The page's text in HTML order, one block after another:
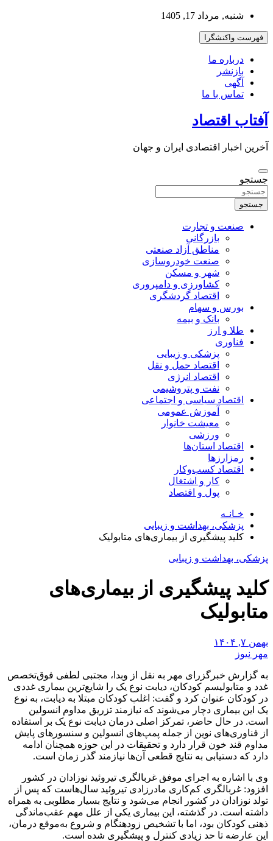
بروید
شنبه, مرداد 17, 1405
فهرست واکنشگرا
درباره ما
بازنشر
آگهی
تماس با ما
آفتاب اقتصاد
آخرین اخبار اقتصادی ایران و جهان
جستجو
جستجو
صنعت و تجارت
بازرگانی
مناطق آزاد صنعتی
صنعت خودروسازی
شهر و مسکن
کشاورزی و دامپروری
اقتصاد گردشگری
بورس و سهام
بانک و بیمه
طلا و ارز
فناوری
پزشکی و زیبایی
اقتصاد حمل و نقل
اقتصاد انرژی
نفت و پتروشیمی
اقتصاد سیاسی و اجتماعی
آموزش عمومی
معیشت خانوار
ورزشی
اقتصاد استان‌ها
رمزارزها
اقتصاد کسب‌و‌کار
کار و اشتغال
پول و اقتصاد
خـانـه
پزشکی، بهداشت و زیبایی
کلید پیشگیری از بیماری‌های متابولیک
پزشکی، بهداشت و زیبایی
کلید پیشگیری از بیماری‌های
متابولیک
بهمن ۷, ۱۴۰۴
مهر نیوز
به گزارش خبرگزرای مهر به نقل از وبدا، مجتبی لطفی فوق‌تخصص
غدد و متابولیسم کودکان، دیابت نوع یک را شایع‌ترین بیماری غددی
در کودکان عنوان کرد و گفت: اغلب کودکان مبتلا به دیابت، به نوع
یک این بیماری دچار می‌شوند که نیازمند تزریق مداوم انسولین
است. در حال حاضر، تمرکز اصلی درمان دیابت نوع یک بر استفاده
از فناوری‌های نوین از جمله پمپ‌های انسولین و سنسورهای پایش
مداوم قند خون قرار دارد و تحقیقات در این حوزه همچنان ادامه
دارد که دستیابی به نتایج قطعی آن‌ها نیازمند گذر زمان است.
وی با اشاره به اجرای موفق غربالگری تیروئید نوزادان در کشور
افزود: غربالگری کم‌کاری مادرزادی تیروئید سال‌هاست که پس از
تولد نوزادان در کشور انجام می‌شود و نتایج بسیار مطلوبی به همراه
داشته است. در گذشته، این بیماری یکی از علل مهم عقب‌ماندگی
ذهنی کودکان بود، اما با تشخیص زودهنگام و شروع به‌موقع درمان،
این عارضه تا حد زیادی کنترل و پیشگیری شده است.